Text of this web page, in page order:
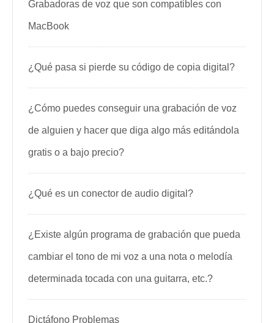
Grabadoras de voz que son compatibles con
MacBook
¿Qué pasa si pierde su código de copia digital?
¿Cómo puedes conseguir una grabación de voz
de alguien y hacer que diga algo más editándola
gratis o a bajo precio?
¿Qué es un conector de audio digital?
¿Existe algún programa de grabación que pueda
cambiar el tono de mi voz a una nota o melodía
determinada tocada con una guitarra, etc.?
Dictáfono Problemas